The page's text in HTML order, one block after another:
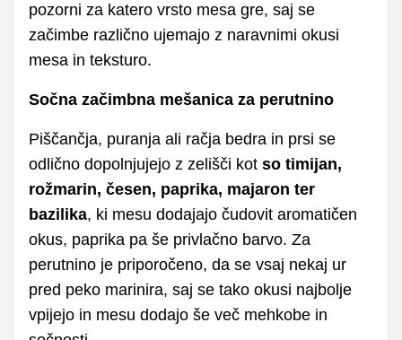
pozorni za katero vrsto mesa gre, saj se
začimbe različno ujemajo z naravnimi okusi
mesa in teksturo.
Sočna začimbna mešanica za perutnino
Piščančja, puranja ali račja bedra in prsi se
odlično dopolnjujejo z zelišči kot so timijan,
rožmarin, česen, paprika, majaron ter
bazilika, ki mesu dodajajo čudovit aromatičen
okus, paprika pa še privlačno barvo. Za
perutnino je priporočeno, da se vsaj nekaj ur
pred peko marinira, saj se tako okusi najbolje
vpijejo in mesu dodajo še več mehkobe in